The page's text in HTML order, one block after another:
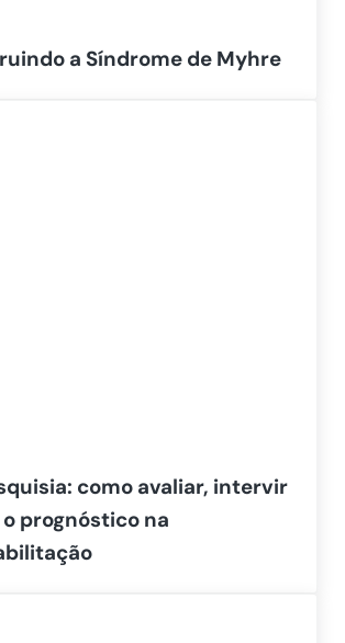
a Síndrome de Myhre
como avaliar, intervir
prognóstico na